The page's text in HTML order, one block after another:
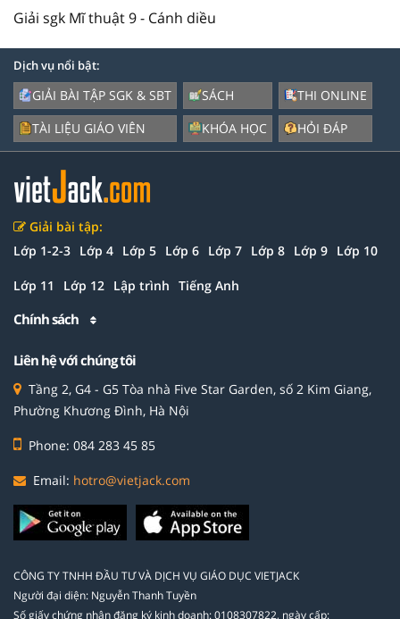
Giải sgk Mĩ thuật 9 - Cánh diều
Dịch vụ nổi bật:
GIẢI BÀI TẬP SGK & SBT
TÀI LIỆU GIÁO VIÊN
SÁCH
KHÓA HỌC
THI ONLINE
HỎI ĐÁP
Giải bài tập:
Lớp 1-2-3 Lớp 4 Lớp 5 Lớp 6 Lớp 7 Lớp 8 Lớp 9 Lớp 10
Lớp 11 Lớp 12 Lập trình Tiếng Anh
Chính sách
Liên hệ với chúng tôi
Tầng 2, G4 - G5 Tòa nhà Five Star Garden, số 2 Kim Giang,
Phường Khương Đình, Hà Nội
Phone: 084 283 45 85
Email: hotro@vietjack.com
CÔNG TY TNHH ĐẦU TƯ VÀ DỊCH VỤ GIÁO DỤC VIETJACK
Người đại diện: Nguyễn Thanh Tuyền
Số giấy chứng nhận đăng ký kinh doanh: 0108307822, ngày cấp: